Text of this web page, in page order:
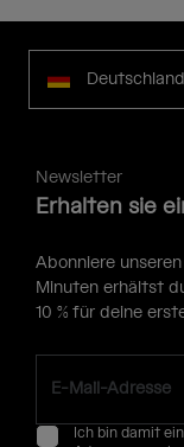
Deutschland
Newsletter
Erhalten sie
Abonniere
Minuten erhältst
10 % für deine
Ich bin damit